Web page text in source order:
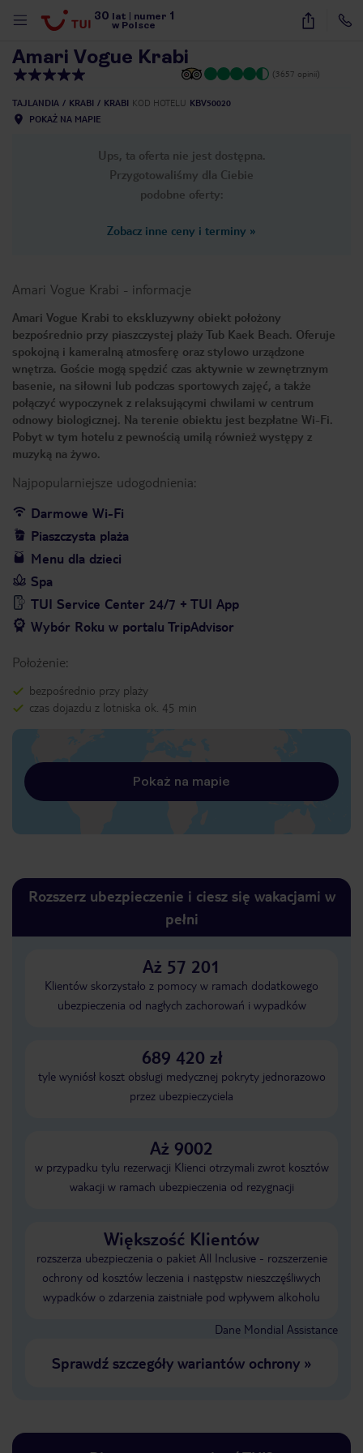
30 lat numer 1
w Polsce
26
Amari Vogue Krabi
(3657 opinii)
TAJLANDIA KRABI KRABI KOD HOTELU KBV50020
POKAŻ NA MAPIE
Ups, ta oferta nie jest dostępna.
Przygotowaliśmy dla Ciebie
podobne oferty:
Zobacz inne ceny i terminy »
Amari Vogue Krabi - informacje
Amari Vogue Krabi to ekskluzywny obiekt położony
bezpośrednio przy piaszczystej plaży Tub Kaek Beach. Oferuje
spokojną i kameralną atmosferę oraz stylowo urządzone
wnętrza. Goście mogą spędzić czas aktywnie w zewnętrznym
basenie, na siłowni lub podczas sportowych zajęć, a także
połączyć wypoczynek z relaksującymi chwilami w centrum
odnowy biologicznej. Na terenie obiektu jest bezpłatne Wi-Fi.
Pobyt w tym hotelu z pewnością umilą również występy z
muzyką na żywo.
Najpopularniejsze udogodnienia:
Darmowe Wi-Fi
Piaszczysta plaża
Menu dla dzieci
Spa
TUI Service Center 24/7 + TUI App
Wybór Roku w portalu TripAdvisor
Położenie:
bezpośrednio przy plaży
czas dojazdu z lotniska ok. 45 min
Pokaż na mapie
Rozszerz ubezpieczenie i ciesz się wakacjami w
pełni
Aż 57 201
Klientów skorzystało z pomocy w ramach dodatkowego
ubezpieczenia od nagłych zachorowań i wypadków
689 420 zł
tyle wyniósł koszt obsługi medycznej pokryty jednorazowo
przez ubezpieczyciela
Aż 9002
w przypadku tylu rezerwacji Klienci otrzymali zwrot kosztów
wakacji w ramach ubezpieczenia od rezygnacji
Większość Klientów
rozszerza ubezpieczenia o pakiet All Inclusive - rozszerzenie
ochrony od kosztów leczenia i następstw nieszczęśliwych
wypadków o zdarzenia zaistniałe pod wpływem alkoholu
Dane Mondial Assistance
Sprawdź szczegóły wariantów ochrony»